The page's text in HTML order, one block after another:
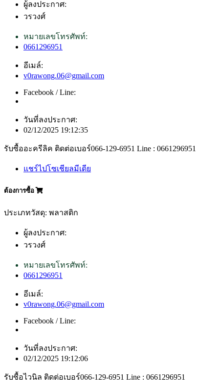
ผู้ลงประกาศ:
วรวงศ์
หมายเลขโทรศัพท์:
0661296951
อีเมล์:
v0rawong.06@gmail.com
Facebook / Line:
วันที่ลงประกาศ:
02/12/2025 19:12:35
รับซื้ออะครีลิค ติดต่อเบอร์066-129-6951 Line : 0661296951
แชร์ไปโซเชียลมีเดีย
ต้องการซื้อ
ประเภทวัสดุ: พลาสติก
ผู้ลงประกาศ:
วรวงศ์
หมายเลขโทรศัพท์:
0661296951
อีเมล์:
v0rawong.06@gmail.com
Facebook / Line:
วันที่ลงประกาศ:
02/12/2025 19:12:06
รับซื้อไวนิล ติดต่อเบอร์066-129-6951 Line : 0661296951